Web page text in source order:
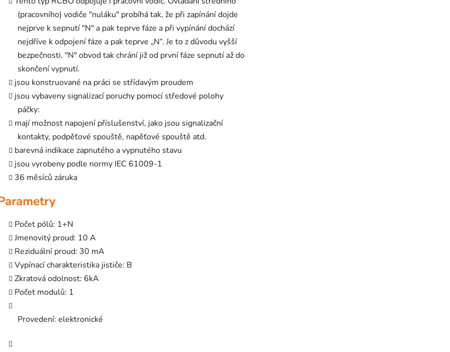
(pracovního) vodiče "nuláku" probíhá tak, že při zapínání dojde
nejprve k sepnutí "N" a pak teprve fáze a při vypínání dochází
nejdříve k odpojení fáze a pak teprve „N“. Je to z důvodu vyšší
bezpečnosti. "N" obvod tak chrání již od první fáze sepnutí až do
skončení vypnutí.
jsou konstruované na práci se střídavým proudem
jsou vybaveny signalizací poruchy pomocí středové polohy
páčky:
mají možnost napojení příslušenství, jako jsou signalizační
kontakty, podpěťové spouště, napěťové spouště atd.
barevná indikace zapnutého a vypnutého stavu
jsou vyrobeny podle normy IEC 61009-1
36 měsíců záruka
Počet pólů: 1+N
Jmenovitý proud: 10 A
Reziduální proud: 30 mA
Vypínací charakteristika jističe: B
Zkratová odolnost: 6kA
Počet modulů: 1
Provedení: elektronické